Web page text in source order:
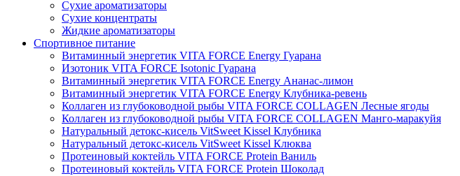
Сухие ароматизаторы
Сухие концентраты
Жидкие ароматизаторы
Спортивное питание
Витаминный энергетик VITA FORCE Energy Гуарана
Изотоник VITA FORCE Isotonic Гуарана
Витаминный энергетик VITA FORCE Energy Ананас-лимон
Витаминный энергетик VITA FORCE Energy Клубника-ревень
Коллаген из глубоководной рыбы VITA FORCE COLLAGEN Лесные ягоды
Коллаген из глубоководной рыбы VITA FORCE COLLAGEN Манго-маракуйя
Натуральный детокс-кисель VitSweet Kissel Клубника
Натуральный детокс-кисель VitSweet Kissel Клюква
Протеиновый коктейль VITA FORCE Protein Ваниль
Протеиновый коктейль VITA FORCE Protein Шоколад